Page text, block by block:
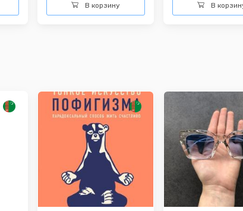
В корзину В